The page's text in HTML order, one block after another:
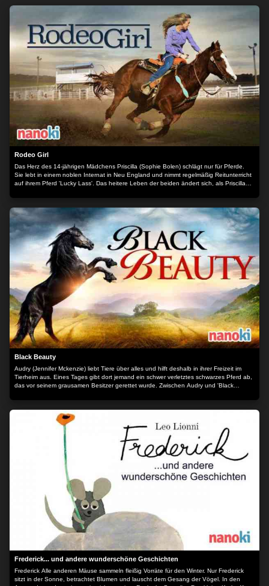
Rodeo Girl
Das Herz des 14-jährigen Mädchens Priscilla (Sophie Bolen) schlägt nur für Pferde.
Sie lebt in einem noblen Internat in Neu England und nimmt regelmäßig Reitunterricht
auf ihrem Pferd 'Lucky Lass'. Das heitere Leben der beiden ändert sich, als Priscilla
Sommer im Westen des Landes verbringen muss. Sie hat große Schwierigkeiten sich
in dem neuen Umfeld einzufinden. Schließlich freundet sie sich mit dem Jungen Sage
(Derek Brandon) an, der auf die örtliche High-School geht und für ihren Vater arbeitet.
Nachdem Sage ihr einen Einblick ins Rodeo gegeben hat, ist Priscilla ganz begeistert.
Sie möchte mit Lucky an einem Rodeo-Turnier teilnehmen. Trotz einiger
Schwierigkeiten glaubt sie fest daran, dass sie mit Lucky alles erreichen kann. Auf
ihrem Weg schließt sie einige tolle, neue Freundschaften und versteht sich auch
wieder besser mit ihrem Vater. Es stellt sich heraus, dass sie im Herzen ein wahres
Rodeo-Girl ist... Der Inhalt wird bereitgestellt von: PLAION PICTURES GmbH,
Lochhamer Str. 9, 82152 Planegg/München
Black Beauty
Audry (Jennifer Mckenzie) liebt Tiere über alles und hilft deshalb in ihrer Freizeit im
Tierheim aus. Eines Tages gibt dort jemand ein schwer verletztes schwarzes Pferd ab,
das vor seinem grausamen Besitzer gerettet wurde. Zwischen Audry und 'Black
überreden, das Tier zu adoptieren und gesund zu pflegen. Der sieht zwar keinen Sinn
darin, erlaubt es aber schließlich. Audrys Großvater, der schon seit Jahren keinen
Kontakt mehr zu seinem Sohn hat, willigt ein, dass Audry und das Pferd über die
Sommerferien zu ihm aufs Land kommen. Für das Mädchen beginnt der Sommer
seines Lebens... Der Inhalt wird bereitgestellt von: PLAION PICTURES GmbH,
Lochhamer Str. 9, 82152 Planegg/München
Frederick... und andere wunderschöne Geschichten
Frederick Alle anderen Mäuse sammeln fleißig Vorräte für den Winter. Nur Frederick
sitzt in der Sonne, betrachtet Blumen und lauscht dem Gesang der Vögel. In den